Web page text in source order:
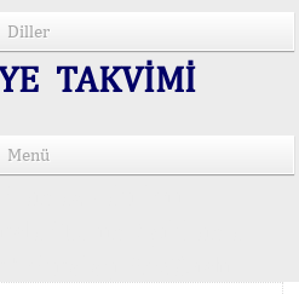
Diller
TAKVİMİ
Menü